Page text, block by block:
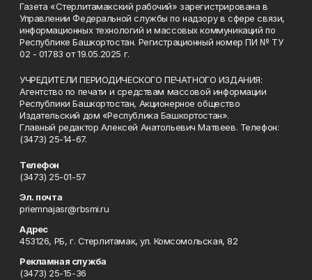
Газета «Стерлитамакский рабочий» зарегистрирована в
Управлении Федеральной службы по надзору в сфере связи,
информационных технологий и массовых коммуникаций по
Республике Башкортостан. Регистрационный номер ПИ № ТУ
02 - 01783 от 19.05.2025 г.
УЧРЕДИТЕЛИ ПЕРИОДИЧЕСКОГО ПЕЧАТНОГО ИЗДАНИЯ:
Агентство по печати и средствам массовой информации
Республики Башкортостан, Акционерное общество
Издательский дом «Республика Башкортостан».
Главный редактор Алексей Анатольевич Матвеев. Телефон:
(3473) 25-14-67.
Телефон
(3473) 25-01-57
Эл. почта
priemnajasr@rbsmi.ru
Адрес
453126, РБ, г. Стерлитамак, ул. Комсомольская, 82
Рекламная служба
(3473) 25-15-36